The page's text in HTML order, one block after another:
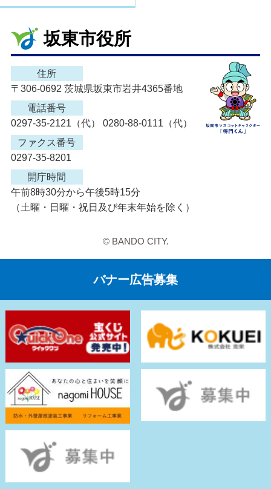
坂東市役所
住所
〒306-0692 茨城県坂東市岩井4365番地
電話番号
0297-35-2121（代） 0280-88-0111（代）
ファクス番号
0297-35-8201
開庁時間
午前8時30分から午後5時15分
（土曜・日曜・祝日及び年末年始を除く）
© BANDO CITY.
バナー広告募集